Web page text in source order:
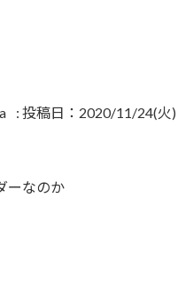
: 投稿日：2020/11/24(火)
ーなのか